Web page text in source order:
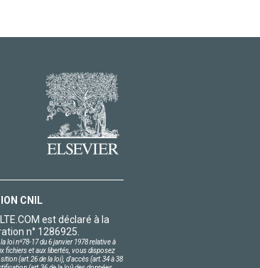
CNIL
est déclaré à la
n° 1286925.
loi nº78-17 du 6 janvier 1978 relative à
fichiers et aux libertés, vous disposez
(art.26 de la loi), d'accès (art.34 à 38